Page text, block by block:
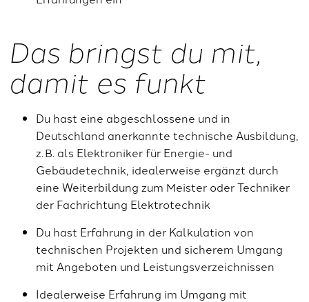
Das bringst du mit,
damit es funkt
Du hast eine abgeschlossene und in
Deutschland anerkannte technische Ausbildung,
z. B. als Elektroniker für Energie- und
Gebäudetechnik, idealerweise ergänzt durch
eine Weiterbildung zum Meister oder Techniker
der Fachrichtung Elektrotechnik
Du hast Erfahrung in der Kalkulation von
technischen Projekten und sicherem Umgang
mit Angeboten und Leistungsverzeichnissen
Idealerweise Erfahrung im Umgang mit